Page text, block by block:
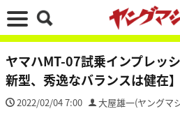
ヤマハMT-07試乗インプレッ
新型、秀逸なバランスは健在】
2022/02/04 7:00 大屋雄一(ヤングマ